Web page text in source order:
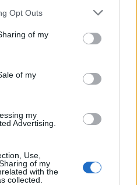
cambiar sus preferencias
botón "Privacidad" en la
uses one or more Google
information including but
behaviour. You may click to
purposes in below Google
Opt Outs
of my
of my
my
Advertising.
Use,
of my
with the
collected.
sacadas de otro